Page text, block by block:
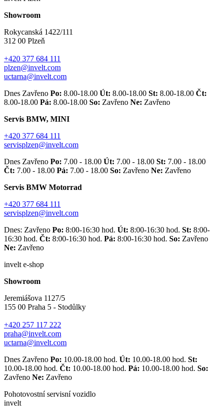
Showroom
Rokycanská 1422/111
312 00 Plzeň
+420 377 684 111
plzen@invelt.com
uctarna@invelt.com
Dnes Zavřeno Po: 8.00-18.00 Út: 8.00-18.00 St: 8.00-18.00 Čt:
8.00-18.00 Pá: 8.00-18.00 So: Zavřeno Ne: Zavřeno
Servis BMW, MINI
+420 377 684 111
servisplzen@invelt.com
Dnes Zavřeno Po: 7.00 - 18.00 Út: 7.00 - 18.00 St: 7.00 - 18.00
Čt: 7.00 - 18.00 Pá: 7.00 - 18.00 So: Zavřeno Ne: Zavřeno
Servis BMW Motorrad
+420 377 684 111
servisplzen@invelt.com
Dnes: Zavřeno Po: 8:00-16:30 hod. Út: 8:00-16:30 hod. St: 8:00-
16:30 hod. Čt: 8:00-16:30 hod. Pá: 8:00-16:30 hod. So: Zavřeno
Ne: Zavřeno
invelt e-shop
Showroom
Jeremiášova 1127/5
155 00 Praha 5 - Stodůlky
+420 257 117 222
praha@invelt.com
uctarna@invelt.com
Dnes Zavřeno Po: 10.00-18.00 hod. Út: 10.00-18.00 hod. St:
10.00-18.00 hod. Čt: 10.00-18.00 hod. Pá: 10.00-18.00 hod. So:
Zavřeno Ne: Zavřeno
Pohotovostní servisní vozidlo
invelt